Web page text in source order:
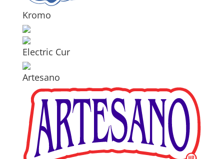
Kromo
Electric Cur
Artesano